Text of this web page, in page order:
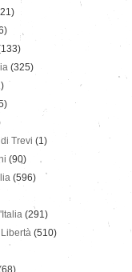
(325)
Trevi (1)
(90)
(596)
(291)
(510)